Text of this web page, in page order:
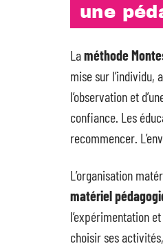
une
Laméthode
mise sur l’individu,
l’observation et
confiance. Les
recommencer.
L’organisation
matériel
l’expérimentation
choisir ses